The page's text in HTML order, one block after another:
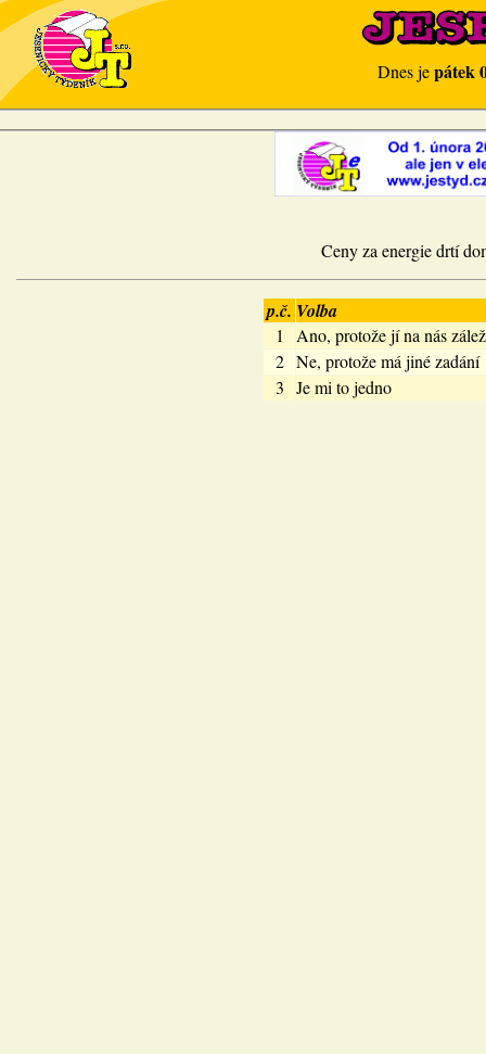
Dnes jepátek
Ceny za energie drtí
p.č. Volba
1
Ano, protože jí na nás
2 Ne, protože má jiné zadání
3 Je mi to jedno